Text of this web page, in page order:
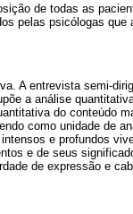
de todas as
pelas psicólogas
A entrevista semi-
a análise
do conteúdo
como unidade de
e profundos
e de seus
de expressão e